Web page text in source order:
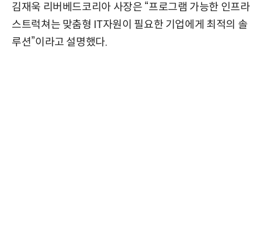
김재욱 리버베드코리아 사장은 “프로그램 가능한 인프라
스트럭쳐는 맞춤형 IT자원이 필요한 기업에게 최적의 솔
루션”이라고 설명했다.